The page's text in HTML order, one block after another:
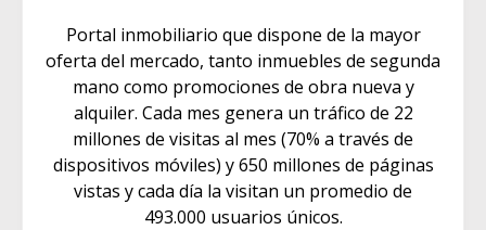
Portal inmobiliario que dispone de la mayor
oferta del mercado, tanto inmuebles de segunda
mano como promociones de obra nueva y
alquiler. Cada mes genera un tráfico de 22
millones de visitas al mes (70% a través de
dispositivos móviles) y 650 millones de páginas
vistas y cada día la visitan un promedio de
493.000 usuarios únicos.